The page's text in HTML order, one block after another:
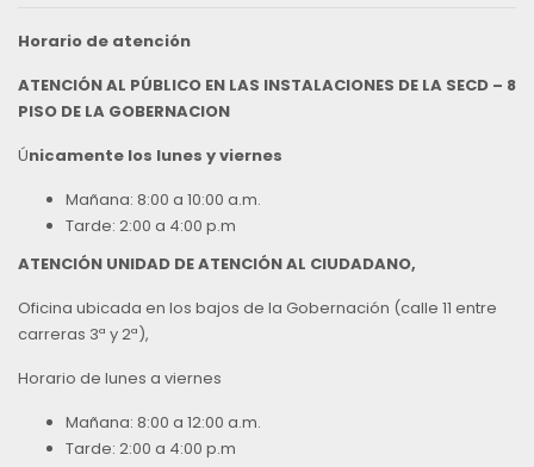
Horario de atención
ATENCIÓN AL PÚBLICO EN LAS INSTALACIONES DE LA SECD – 8
PISO DE LA GOBERNACION
Únicamente los lunes y viernes
Mañana: 8:00 a 10:00 a.m.
Tarde: 2:00 a 4:00 p.m
ATENCIÓN UNIDAD DE ATENCIÓN AL CIUDADANO,
Oficina ubicada en los bajos de la Gobernación (calle 11 entre
carreras 3ª y 2ª),
Horario de lunes a viernes
Mañana: 8:00 a 12:00 a.m.
Tarde: 2:00 a 4:00 p.m